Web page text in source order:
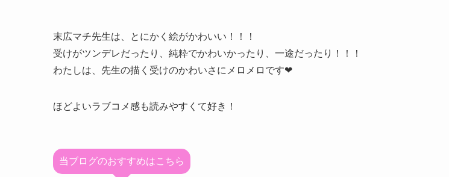
末広マチ先生は、とにかく絵がかわいい！！！
受けがツンデレだったり、純粋でかわいかったり、一途だったり！！！
わたしは、先生の描く受けのかわいさにメロメロです❤
ほどよいラブコメ感も読みやすくて好き！
当ブログのおすすめはこちら